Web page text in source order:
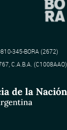
345-BORA (2672)
C.A.B.A. (C1008AAO)